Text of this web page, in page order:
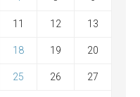
11 12 13
18 19 20
25 26 27